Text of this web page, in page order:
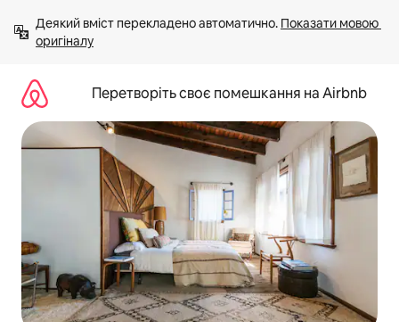
вмісту
Деякий вміст перекладено автоматично. Показати мовою
оригіналу
Перетворіть своє помешкання на Airbnb